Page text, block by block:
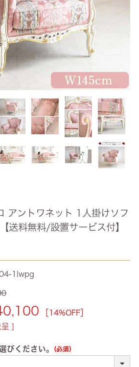
アントワネット 1人掛けソフ
送料無料/設置サービス付】
1lwpg
［14%OFF］
]
びください。